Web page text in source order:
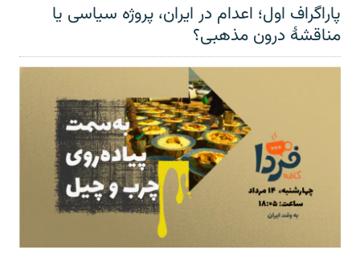
پاراگراف اول؛ اعدام در ایران، پروژه سیاسی یا
مناقشهٔ درون مذهبی؟